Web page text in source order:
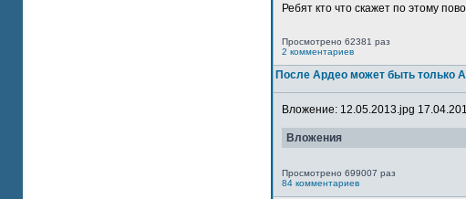
Ребят кто что скажет по этому
Просмотрено 62381 раз
2 комментариев
После Ардео может быть только
Вложение: 12.05.2013.jpg
Вложения
Просмотрено 699007 раз
84 комментариев